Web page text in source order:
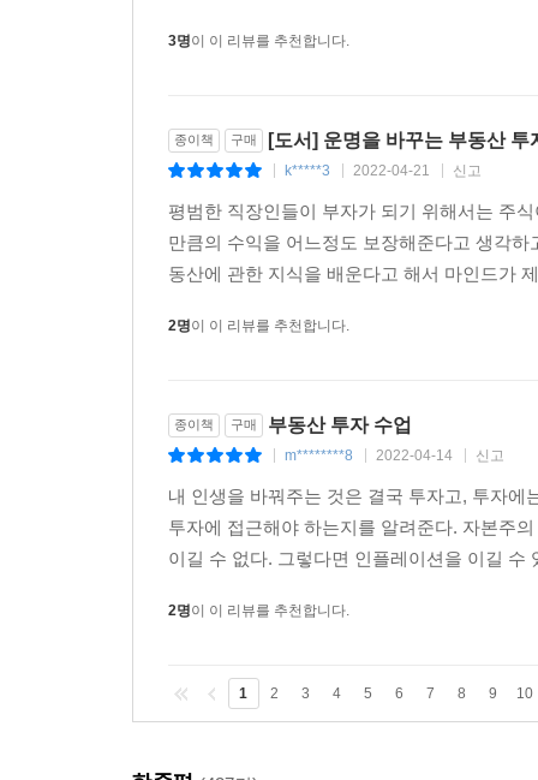
3명이 이 리뷰를 추천합니다.
종이책 구매 [도서] 운명을 바꾸는 부동산 투
k*****3 2022-04-21 신고
평범한 직장인들이 부자가 되기 위해서는 주
만큼의 수익을 어느정도 보장해준다고 생각
동산에 관한 지식을 배운다고 해서 마인드가
2명이 이 리뷰를 추천합니다.
종이책 구매 부동산 투자 수업
m********8 2022-04-14 신고
내 인생을 바꿔주는 것은 결국 투자고, 투자
투자에 접근해야 하는지를 알려준다. 자본주
이길 수 없다. 그렇다면 인플레이션을 이길
2명이 이 리뷰를 추천합니다.
1 2 3 4 5 6 7 8 9 10